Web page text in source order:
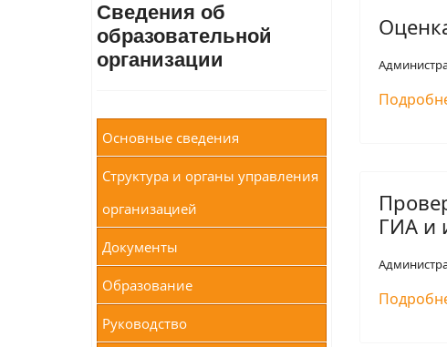
Сведения об
образовательной
организации
Основные сведения
Структура и органы управления
организацией
Документы
Образование
Руководство
ГИА и